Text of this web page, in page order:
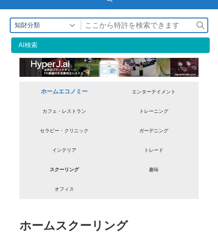
知財分類
検
索
AI検索
ホームエコノミー エンターテイメント
カフェ・レストラン トレーニング
セラピー・クリニック ガーデニング
インテリア トレード
スクーリング 趣味
オフィス
ホームスクーリング